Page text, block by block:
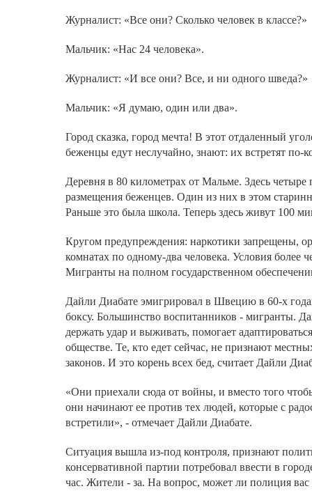
Журналист: «Все они? Сколько человек в классе?»
Мальчик: «Нас 24 человека».
Журналист: «И все они? Все, и ни одного шведа?»
Мальчик: «Я думаю, один или два».
Город сказка, город мечта! В этот отдаленный
беженцы едут неслучайно, знают: их встретят по-
Деревня в 80 километрах от Мальме. Здесь четыре
размещения беженцев. Один из них в этом
Раньше это была школа. Теперь здесь живут 100
Кругом предупреждения: наркотики запрещены,
комнатах по одному-два человека. Условия более
Мигранты на полном государственном
Дайли Диабате эмигрировал в Швецию в 60-х
боксу. Большинство воспитанников - мигранты.
держать удар и выживать, помогает
обществе. Те, кто едет сейчас, не признают
законов. И это корень всех бед, считает Дайли
«Они приехали сюда от войны, и вместо того
они начинают ее против тех людей, которые с
встретили», - отмечает Дайли Диабате.
Ситуация вышла из-под контроля, признают
консервативной партии потребовал ввести в
час. Жители - за. На вопрос, может ли полиция вас